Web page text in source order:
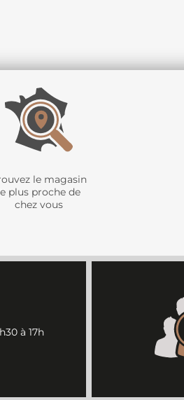
le magasin
plus proche de
chez vous
à 17h